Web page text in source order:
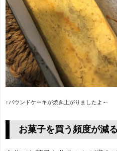
↑パウンドケーキが焼き上がりましたよ～
お菓子を買う頻度が減る